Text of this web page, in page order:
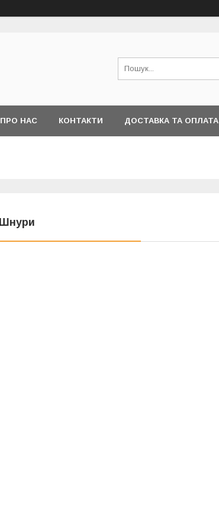
ПРО НАС КОНТАКТИ ДОСТАВКА ТА ОПЛАТА
Шнури